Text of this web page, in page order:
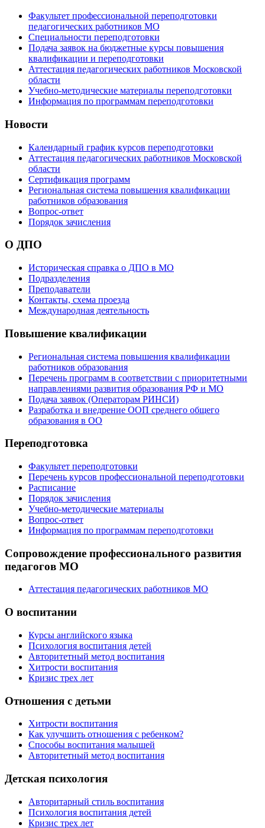
Факультет профессиональной переподготовки
педагогических работников МО
Специальности переподготовки
Подача заявок на бюджетные курсы повышения
квалификации и переподготовки
Аттестация педагогических работников Московской
области
Учебно-методические материалы переподготовки
Информация по программам переподготовки
Новости
Календарный график курсов переподготовки
Аттестация педагогических работников Московской
области
Сертификация программ
Региональная система повышения квалификации
работников образования
Вопрос-ответ
Порядок зачисления
О ДПО
Историческая справка о ДПО в МО
Подразделения
Преподаватели
Контакты, схема проезда
Международная деятельность
Повышение квалификации
Региональная система повышения квалификации
работников образования
Перечень программ в соответствии с приоритетными
направлениями развития образования РФ и МО
Подача заявок (Операторам РИНСИ)
Разработка и внедрение ООП среднего общего
образования в ОО
Переподготовка
Факультет переподготовки
Перечень курсов профессиональной переподготовки
Расписание
Порядок зачисления
Учебно-методические материалы
Вопрос-ответ
Информация по программам переподготовки
Сопровождение профессионального развития
педагогов МО
Аттестация педагогических работников МО
О воспитании
Курсы английского языка
Психология воспитания детей
Авторитетный метод воспитания
Хитрости воспитания
Кризис трех лет
Отношения с детьми
Хитрости воспитания
Как улучшить отношения с ребенком?
Способы воспитания малышей
Авторитетный метод воспитания
Детская психология
Авторитарный стиль воспитания
Психология воспитания детей
Кризис трех лет